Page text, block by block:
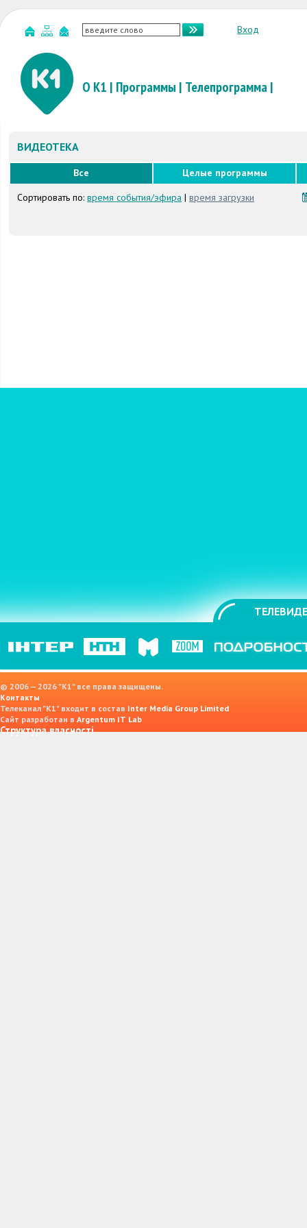
Вход
О К1 | Программы | Телепрограмма|
ВИДЕОТЕКА
Все
Целые программы
Сортировать по: время события/эфира | время загрузки
© 2006 — 2026 "K1" все права защищены.
Контакты
Телеканал "К1" входит в состав Inter Media Group Limited
Сайт разработан в Argentum IT Lab
Структура власності